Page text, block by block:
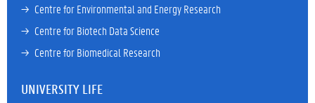
→ Centre for Environmental and Energy Research
→ Centre for Biotech Data Science
→ Centre for Biomedical Research
UNIVERSITY LIFE